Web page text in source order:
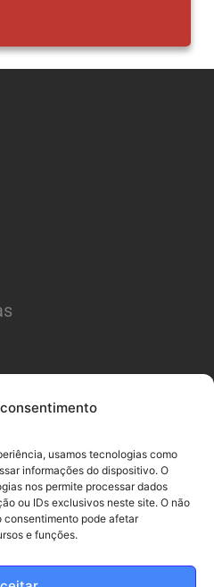
usamos tecnologias como
informações do dispositivo. O
nos permite processar dados
ou IDs exclusivos neste site. O não
pode afetar
e funções.